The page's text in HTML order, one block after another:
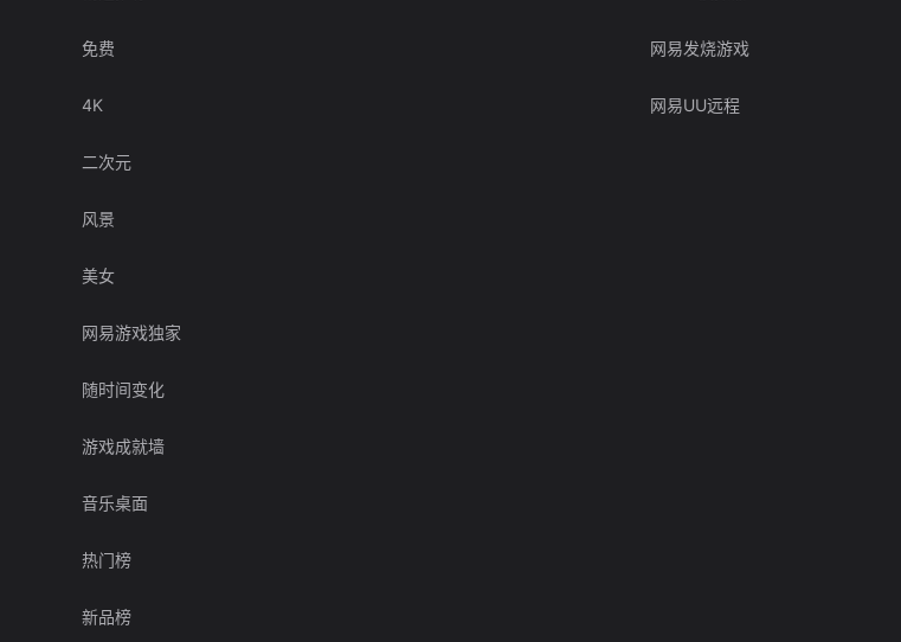
免费
4K
二次元
风景
美女
网易游戏独家
随时间变化
游戏成就墙
音乐桌面
热门榜
新品榜
网易发烧游戏
网易UU远程